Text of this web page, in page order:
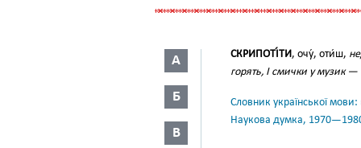
А
Б
В
СКРИПОТІ́ТИ, очу́, оти́ш,
горять, І смички у музик —
Словник української
Наукова думка,